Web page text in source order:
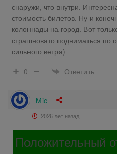
снаружи, что внутри.
стоимость билетов. Ну и
колоннады на город. Вот
страшновато подниматься по
сильного ветра)
0
Ответить
Mic
2026 лет назад
Положительный